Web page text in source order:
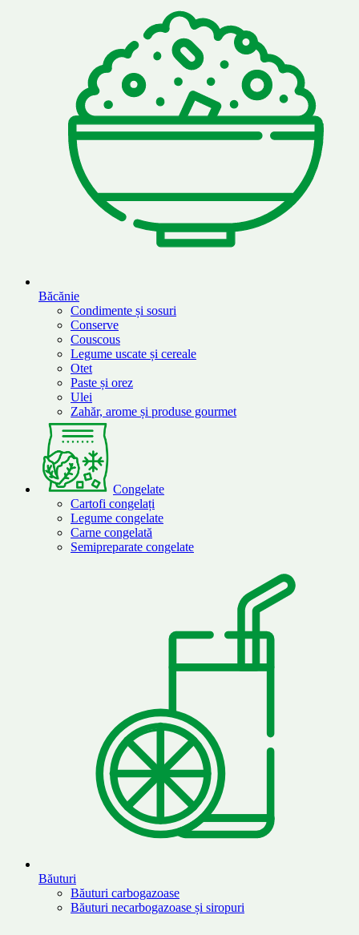
Băcănie
Condimente și sosuri
Conserve
Couscous
Legume uscate și cereale
Otet
Paste și orez
Ulei
Zahăr, arome și produse gourmet
Congelate
Cartofi congelați
Legume congelate
Carne congelată
Semipreparate congelate
Băuturi
Băuturi carbogazoase
Băuturi necarbogazoase și siropuri